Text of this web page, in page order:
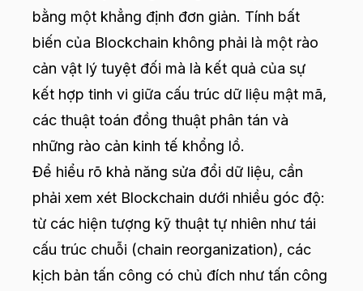
bằng một khẳng định đơn giản. Tính bất
biến của Blockchain không phải là một rào
cản vật lý tuyệt đối mà là kết quả của sự
kết hợp tinh vi giữa cấu trúc dữ liệu mật mã,
các thuật toán đồng thuật phân tán và
những rào cản kinh tế khổng lồ.
Để hiểu rõ khả năng sửa đổi dữ liệu, cần
phải xem xét Blockchain dưới nhiều góc độ:
từ các hiện tượng kỹ thuật tự nhiên như tái
cấu trúc chuỗi (chain reorganization), các
kịch bản tấn công có chủ đích như tấn công